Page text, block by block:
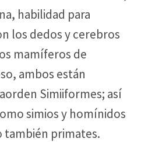
habilidad para
los dedos y cerebros
mamíferos de
ambos están
Simiiformes; así
simios y homínidos
también primates.